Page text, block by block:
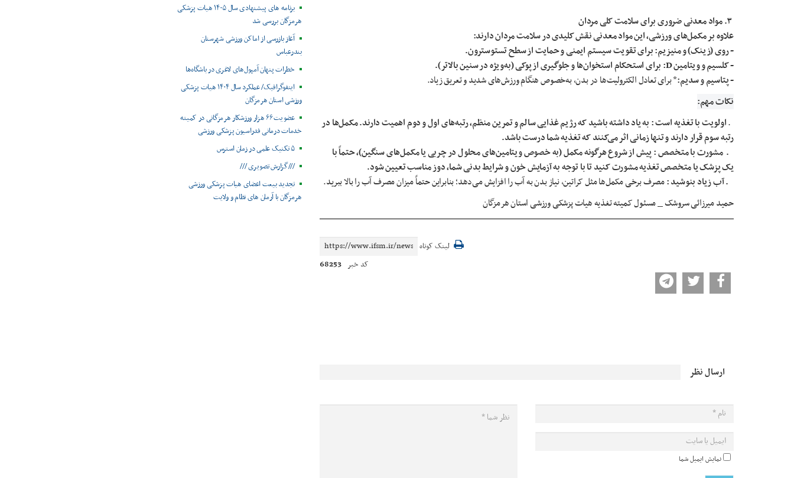
علاوه بر مکمل‌های ورزشی، این مواد معدنی نقش کلیدی در سلامت مردان دارند:
- روی (زینک) و منیزیم: برای تقویت سیستم ایمنی و حمایت از سطح تستوسترون.
- کلسیم و ویتامینD: برای استحکام استخوان‌ها و جلوگیری از پوکی (به‌ویژه در سنین بالاتر).
- پتاسیم و سدیم:* برای تعادل الکترولیت‌ها در بدن، به‌خصوص هنگام ورزش‌های شدید و تعریق زیاد.
نکات مهم:
.اولویت با تغذیه است:به یاد داشته باشید که رژیم غذایی سالم و تمرین منظم، رتبه‌های اول و دوم اهمیت دارند. مکمل‌ها در
رتبه سوم قرار دارند و تنها زمانی اثر می‌کنند که تغذیه شما درست باشد.
. مشورت با متخصص:پیش از شروع هرگونه مکمل (به خصوص ویتامین‌های محلول در چربی یا مکمل‌های سنگین)، حتماً با
یک پزشک یا متخصص تغذیه مشورت کنید تا با توجه به آزمایش خون و شرایط بدنی شما، دوز مناسب تعیین شود.
.آب زیاد بنوشید:مصرف برخی مکمل‌ها مثل کراتین، نیاز بدن به آب را افزایش می‌دهد؛ بنابراین حتماً میزان مصرف آب را بالا ببرید.
حمید میرزائی سروشک _ مسئول کمیته تغذیه هیات پزشکی ورزشی استان هرمزگان
لینک کوتاه
کد خبر 68253
ارسال نظر
نمایش ایمیل شما
برنامه های پیشنهادی سال ۱۴۰۵ هیات پزشکی
هرمزگان بررسی شد
آغاز بازرسی از اماکن ورزشی شهرستان
بندرعباس
خطرات پنهان آمپول‌های لاغری در باشگاه‌ها
اینفوگرافیک/ عملکرد سال ۱۴۰۴ هیات پزشکی
ورزشی استان هرمزگان
عضویت ۶۶ هزار ورزشکار هرمزگانی در کمیته
خدمات درمانی فدراسیون پزشکی ورزشی
۵ تکنیک علمی در زمان استرس
///گزارش تصویری ///
تجدید بیعت اعضای هیات پزشکی ورزشی
هرمزگان با آرمان های نظام و ولایت